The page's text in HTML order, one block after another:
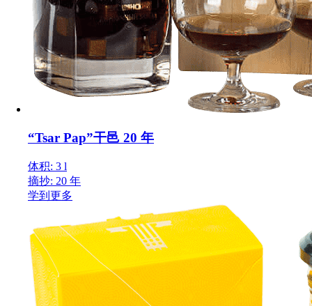
“Tsar Pap”干邑 20 年
体积: 3 l
摘抄: 20 年
学到更多